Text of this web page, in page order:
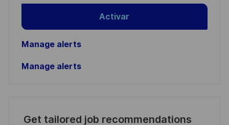
Activar
Manage alerts
Manage alerts
Get tailored job recommendations